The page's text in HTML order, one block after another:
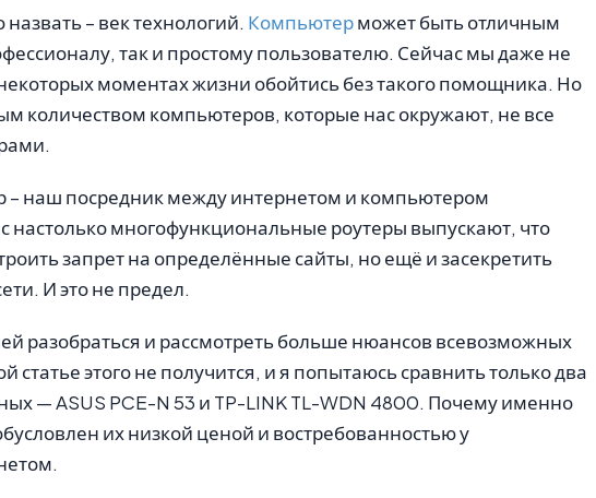
– век технологий. Компьютерможет быть отличным
так и простому пользователю. Сейчас мы даже не
моментах жизни обойтись без такого помощника. Но
количеством компьютеров, которые нас окружают, не все
– наш посредник между интернетом и компьютером
настолько многофункциональные роутеры выпускают, что
запрет на определённые сайты, но ещё и засекретить
И это не предел.
разобраться и рассмотреть больше нюансов всевозможных
статье этого не получится, и я попытаюсь сравнить только два
— ASUS PCE-N 53 и TP-LINK TL-WDN 4800. Почему именно
их низкой ценой и востребованностью у